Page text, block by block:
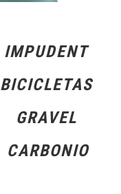
IMPUDENT
BICICLETAS
GRAVEL
CARBONIO